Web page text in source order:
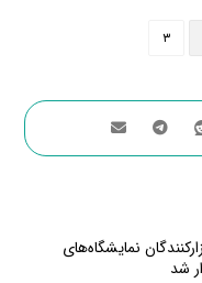
۳
نمایشگاه‌های
شد